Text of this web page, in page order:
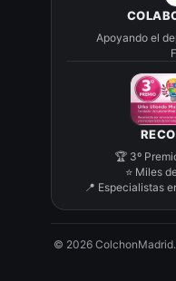
Apoyando el
🏆 3º
⭐ Miles
📍 Especialistas
© 2026